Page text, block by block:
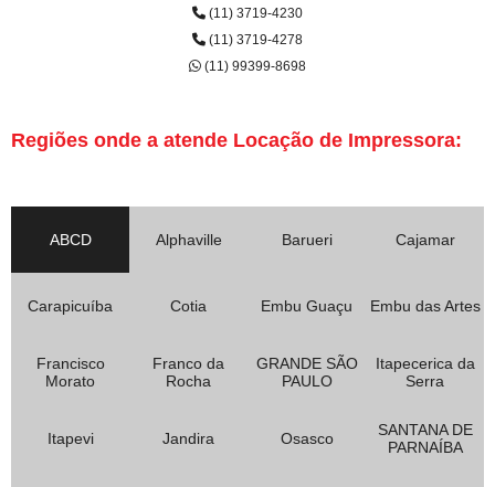
(11) 3719-4230
(11) 3719-4278
(11) 99399-8698
Regiões onde a atende Locação de Impressora:
ABCD Alphaville Barueri Cajamar
Carapicuíba Cotia Embu Guaçu Embu das Artes
Francisco
Morato
Franco da
Rocha
GRANDE SÃO
PAULO
Itapecerica da
Serra
Itapevi Jandira Osasco
SANTANA DE
PARNAÍBA